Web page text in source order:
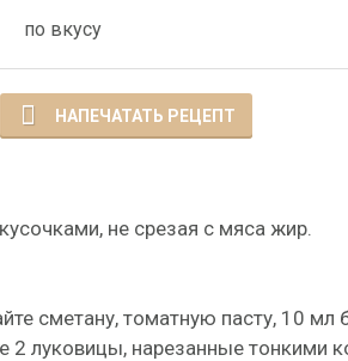
по вкусу
НАПЕЧАТАТЬ РЕЦЕПТ
не срезая с мяса жир.
сметану, томатную пасту, 10 мл
2 луковицы, нарезанные тонкими